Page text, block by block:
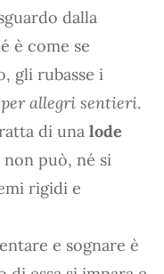
dalla
è come se
gli rubasse i
allegri sentieri.
di una lode
non può, né si
rigidi e
e sognare è